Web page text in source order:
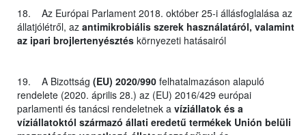
18. Az Európai Parlament 2018. október 25-i állásfoglalása az
állatjólétről, az antimikrobiális szerek használatáról, valamint
az ipari brojlertenyésztés környezeti hatásairól
19. A Bizottság (EU) 2020/990 felhatalmazáson alapuló
rendelete (2020. április 28.) az (EU) 2016/429 európai
parlamenti és tanácsi rendeletnek a víziállatok és a
víziállatoktól származó állati eredetű termékek Unión belüli